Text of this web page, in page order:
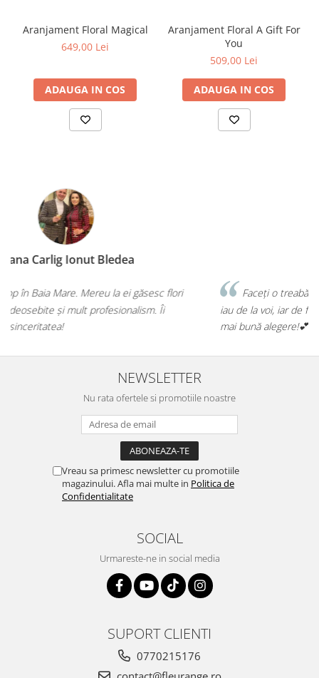
Aranjament Floral Magical
649,00 Lei
ADAUGA IN COS
Aranjament Floral A Gift For
You
509,00 Lei
ADAUGA IN COS
Faceți o treabă minunată! Orice buchet sau aranjament îl
iau de la voi, iar de fiecare dată mi-ați confirmat că am făcut cea
mai bună alegere!💕
NEWSLETTER
Nu rata ofertele si promotiile noastre
Vreau sa primesc newsletter cu promotiile
magazinului. Afla mai multe in Politica de
Confidentialitate
SOCIAL
Urmareste-ne in social media
SUPORT CLIENTI
0770215176